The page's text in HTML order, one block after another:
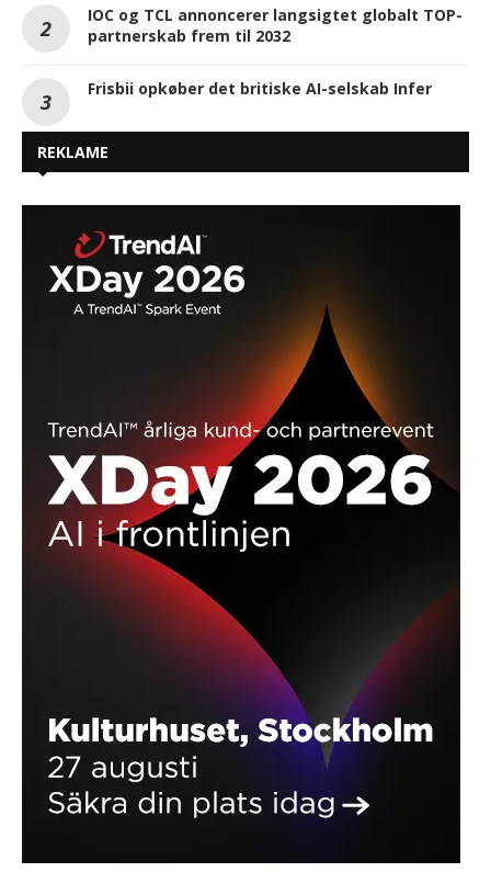
IOC og TCL annoncerer langsigtet globalt TOP-
partnerskab frem til 2032
Frisbii opkøber det britiske AI-selskab Infer
REKLAME